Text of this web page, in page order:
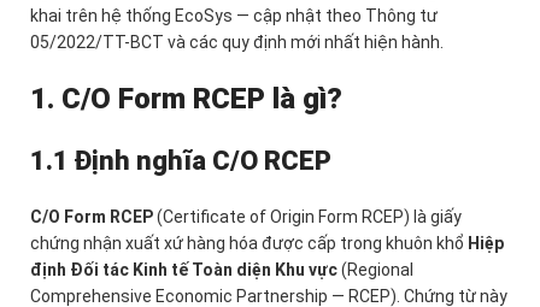
khai trên hệ thống EcoSys — cập nhật theo Thông tư
05/2022/TT-BCT và các quy định mới nhất hiện hành.
1. C/O Form RCEP là gì?
1.1 Định nghĩa C/O RCEP
C/O Form RCEP(Certificate of Origin Form RCEP) là giấy
chứng nhận xuất xứ hàng hóa được cấp trong khuôn khổ Hiệp
định Đối tác Kinh tế Toàn diện Khu vực(Regional
Comprehensive Economic Partnership — RCEP). Chứng từ này